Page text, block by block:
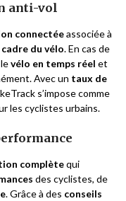
anti-vol
connectéeassociée à
cadre du vélo. En cas de
vélo en temps réel et
Avec un taux de
s’impose comme
les cyclistes urbains.
complètequi
des cyclistes, de
. Grâce à des conseils